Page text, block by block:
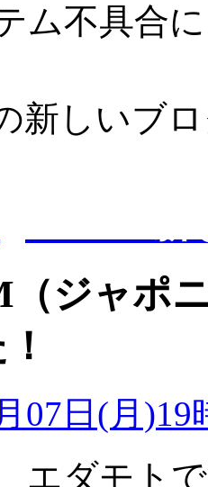
ム不具合
新しいブ
（ジャポ
07日(月)19
エダモト